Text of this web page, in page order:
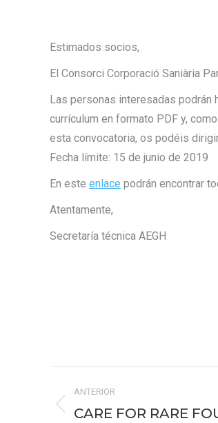
Estimados socios,
El Consorci Corporació Saniària
Las personas interesadas podrán
currículum en formato PDF y,
esta convocatoria, os podéis
Fecha límite: 15 de junio de 2019
En este enlace podrán encontrar
Atentamente,
Secretaría técnica AEGH
entre
ANTERIOR
Publicación
CARE FOR RARE